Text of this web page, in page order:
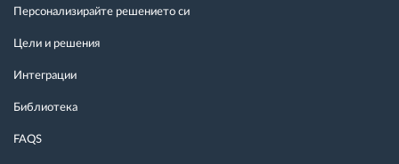
Персонализирайте решението си
Цели и решения
Интеграции
Библиотека
FAQS